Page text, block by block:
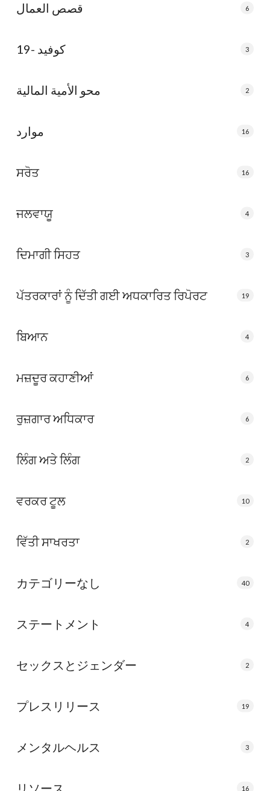
قصص العمال 6
كوفيد -19 3
محو الأمية المالية 2
موارد 16
ਸਰੋਤ 16
ਜਲਵਾਯੂ 4
ਦਿਮਾਗੀ ਸਿਹਤ 3
ਪੱਤਰਕਾਰਾਂ ਨੂੰ ਦਿੱਤੀ ਗਈ ਅਧਕਾਰਿਤ ਰਿਪੋਰਟ 19
ਬਿਆਨ 4
ਮਜ਼ਦੂਰ ਕਹਾਣੀਆਂ 6
ਰੁਜ਼ਗਾਰ ਅਧਿਕਾਰ 6
ਲਿੰਗ ਅਤੇ ਲਿੰਗ 2
ਵਰਕਰ ਟੂਲ 10
ਵਿੱਤੀ ਸਾਖਰਤਾ 2
カテゴリーなし 40
ステートメント 4
セックスとジェンダー 2
プレスリリース 19
メンタルヘルス 3
16